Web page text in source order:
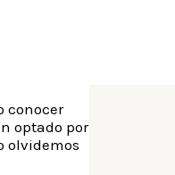
han
y
conocer
optado por
olvidemos